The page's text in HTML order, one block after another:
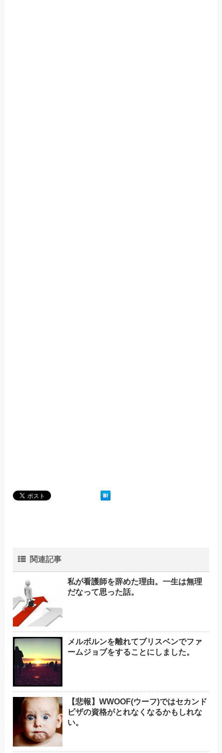
関連記事
私が看護師を辞めた理由。一生は無理
だなって思った話。
メルボルンを離れてブリスベンでファ
ームジョブをすることにしました。
【悲報】WWOOF(ウーフ)ではセカンド
ビザの資格がとれなくなるかもしれな
い。